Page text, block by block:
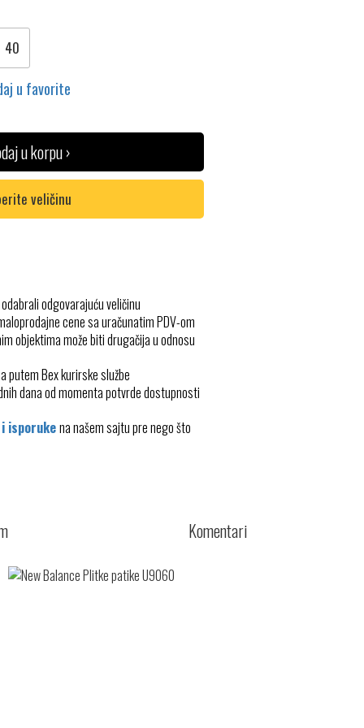
40
u favorite
u korpu ›
veličinu
odgovarajuću veličinu
cene sa uračunatim PDV-om
objektima može biti drugačija u odnosu
putem Bex kurirske službe
dana od momenta potvrde dostupnosti
isporukena našem sajtu pre nego što
Komentari